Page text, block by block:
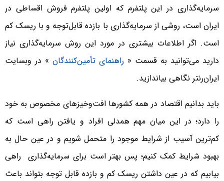
سرمایه‌گذاری در این پلتفرم که اولین پلتفرم فروش اقساطی در
ایران است، روشی از سرمایه‌گذاری با بازده قابل‌توجه و با ریسک کم
است. اگر اطلاعات بیشتری در مورد این روش سرمایه‌گذاری نیاز
دارید می‌توانید به قسمت « راهنمای تأمین‌کنندگان » در وبسایت
ایران‌رنتر نگاهی بیاندازید.
باید بدانیم اقتصاد در همه کشورها افت‌و‌خیزهای مخصوص به خود
را دارد؛ در این میان مهم همدلی افراد و یافتن راهی است که
کم‌ترین آسیب از شرایط موجود را متحمل شویم و در عین حال به
بهبود شرایط کمک کنیم؛ پس بهتر است برای سرمایه‌گذاری راهی
بیابیم که در عین داشتن ریسک کم و بازده قابل توجه بتواند باعث